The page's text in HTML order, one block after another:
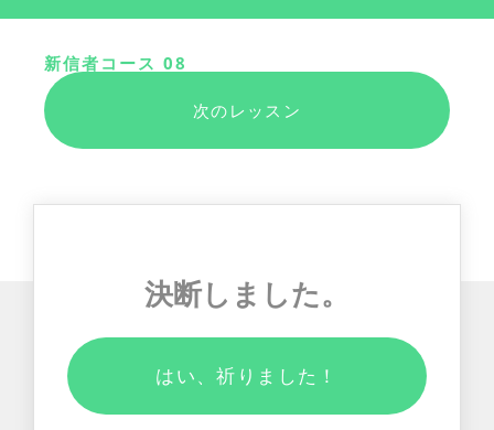
新信者コース 08
次のレッスン
決断しました。
はい、祈りました！